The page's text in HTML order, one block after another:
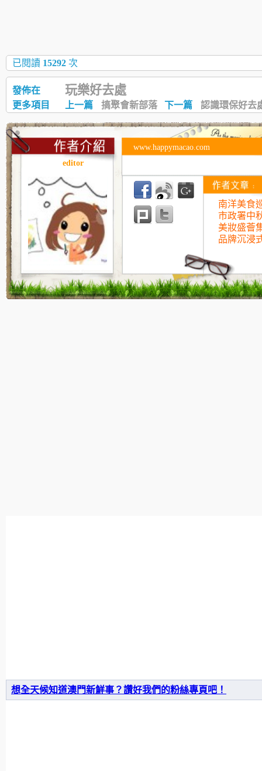
已閱讀 15292 次
發佈在 玩樂好去處
更多項目 上一篇 搞聚會新部落 下一篇 認識環保好去
editor
www.happymacao.com
南洋美食
市政署中
美妝盛薈
品牌沉浸
想全天候知道澳門新鮮事？讚好我們的粉絲專頁吧！